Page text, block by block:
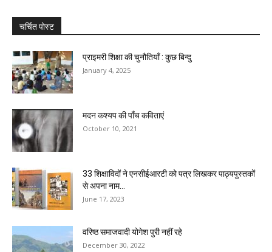
चर्चित पोस्ट
प्राइमरी शिक्षा की चुनौतियाँ : कुछ बिन्दु
January 4, 2025
मदन कश्यप की पाँच कविताएं
October 10, 2021
33 शिक्षाविदों ने एनसीईआरटी को पत्र लिखकर पाठ्यपुस्तकों
से अपना नाम...
June 17, 2023
वरिष्ठ समाजवादी योगेश पुरी नहीं रहे
December 30, 2022